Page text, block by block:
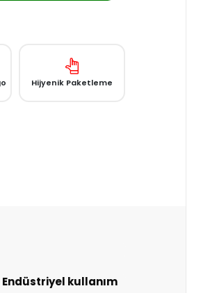
Hijyenik Paketleme
kullanım